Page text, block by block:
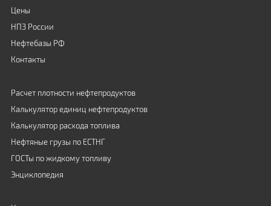
Цены
НПЗ России
Нефтебазы РФ
Контакты
Расчет плотности нефтепродуктов
Калькулятор единиц нефтепродуктов
Калькулятор расхода топлива
Нефтяные грузы по ЕСТНГ
ГОСТы по жидкому топливу
Энциклопедия